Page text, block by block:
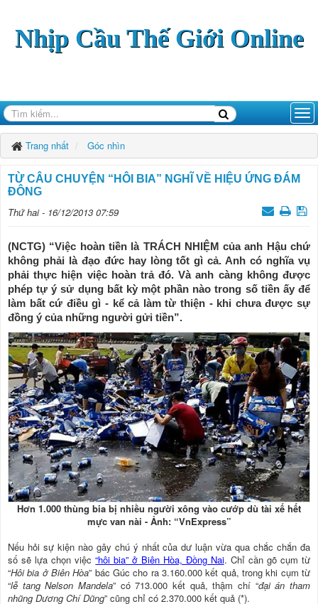
Nhịp Cầu Thế Giới Online
Trang nhất Góc nhìn
TỪ CÂU CHUYỆN “HÔI BIA” NGHĨ VỀ HIỆU ỨNG ĐÁM
ĐÔNG
Thứ hai - 16/12/2013 07:59
(NCTG) “Việc hoàn tiền là TRÁCH NHIỆM của anh Hậu chứ
không phải là đạo đức hay lòng tốt gì cả. Anh có nghĩa vụ
phải thực hiện việc hoàn trả đó. Và anh càng không được
phép tự ý sử dụng bất kỳ một phần nào trong số tiền ấy để
làm bất cứ điều gì - kể cả làm từ thiện - khi chưa được sự
đồng ý của những người gửi tiền”.
Hơn 1.000 thùng bia bị nhiều người xông vào cướp dù tài xế hết
mực van nài - Ảnh: “VnExpress”
Nếu hỏi sự kiện nào gây chú ý nhất của dư luận vừa qua chắc chắn đa
số sẽ lựa chọn việc“hôi bia” ở Biên Hòa, Đồng Nai. Chỉ cần gõ cụm từ
“Hôi bia ở Biên Hòa” bác Gúc cho ra 3.160.000 kết quả, trong khi cụm từ
“lễ tang Nelson Mandela” có 713.000 kết quả, thậm chí “đại án tham
nhũng Dương Chí Dũng” cũng chỉ có 2.370.000 kết quả (*).